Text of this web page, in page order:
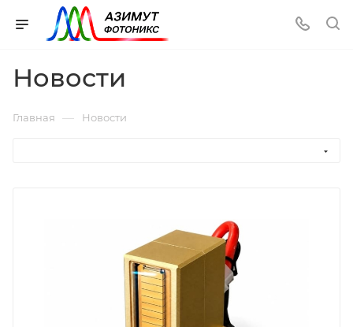
Новости
Главная — Новости